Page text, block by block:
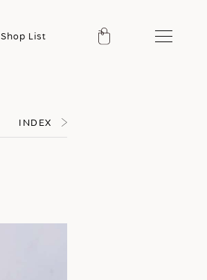
Shop List
INDEX